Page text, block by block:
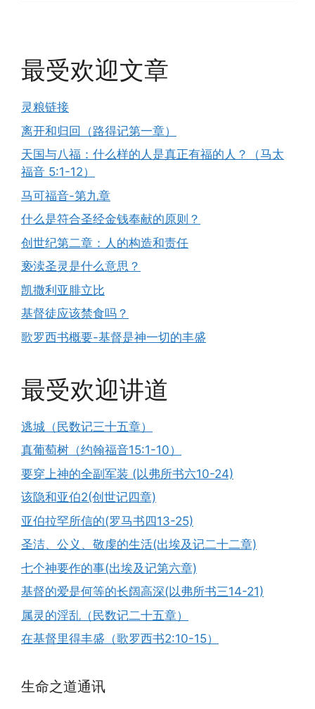
最受欢迎文章
灵粮链接
离开和归回（路得记第一章）
天国与八福：什么样的人是真正有福的人？（马太
福音 5:1-12）
马可福音-第九章
什么是符合圣经金钱奉献的原则？
创世纪第二章：人的构造和责任
亵渎圣灵是什么意思？
凯撒利亚腓立比
基督徒应该禁食吗？
歌罗西书概要-基督是神一切的丰盛
最受欢迎讲道
逃城（民数记三十五章）
真葡萄树（约翰福音15:1-10）
要穿上神的全副军装 (以弗所书六10-24)
该隐和亚伯2(创世记四章)
亚伯拉罕所信的(罗马书四13-25)
圣洁、公义、敬虔的生活(出埃及记二十二章)
七个神要作的事(出埃及记第六章)
基督的爱是何等的长阔高深(以弗所书三14-21)
属灵的淫乱（民数记二十五章）
在基督里得丰盛（歌罗西书2:10-15）
生命之道通讯